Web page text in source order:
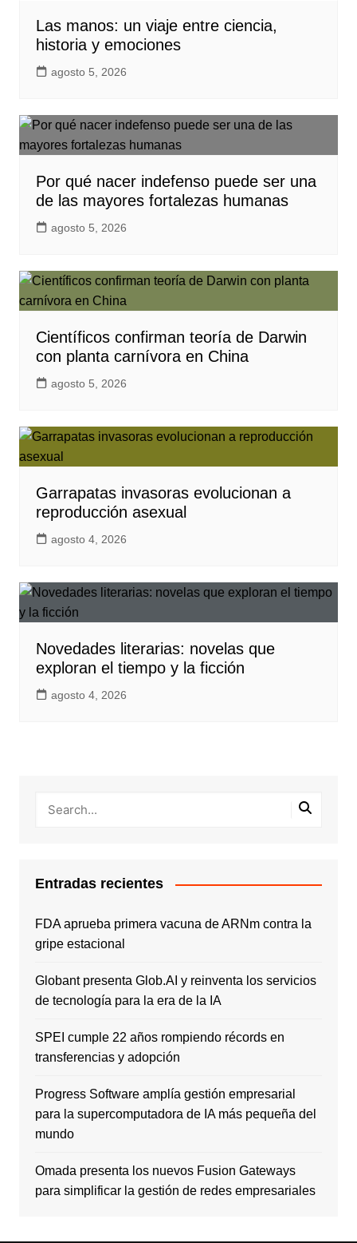
Las manos: un viaje entre ciencia,
historia y emociones
agosto 5, 2026
Por qué nacer indefenso puede ser una
de las mayores fortalezas humanas
agosto 5, 2026
Científicos confirman teoría de Darwin
con planta carnívora en China
agosto 5, 2026
Garrapatas invasoras evolucionan a
reproducción asexual
agosto 4, 2026
Novedades literarias: novelas que
exploran el tiempo y la ficción
agosto 4, 2026
Entradas recientes
FDA aprueba primera vacuna de ARNm contra la
gripe estacional
Globant presenta Glob.AI y reinventa los servicios
de tecnología para la era de la IA
SPEI cumple 22 años rompiendo récords en
transferencias y adopción
Progress Software amplía gestión empresarial
para la supercomputadora de IA más pequeña del
mundo
Omada presenta los nuevos Fusion Gateways
para simplificar la gestión de redes empresariales